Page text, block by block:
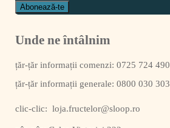
Unde ne întâlnim
0725 724 490
0800 030 303
clic-clic: loja.fructelor@sloop.ro